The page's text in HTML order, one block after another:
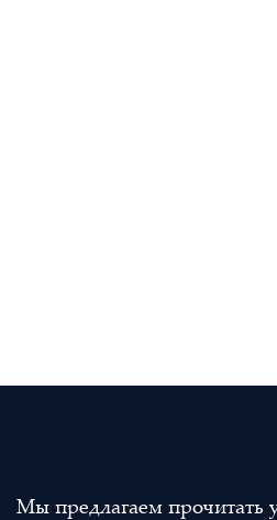
Мы предлагаем прочитать